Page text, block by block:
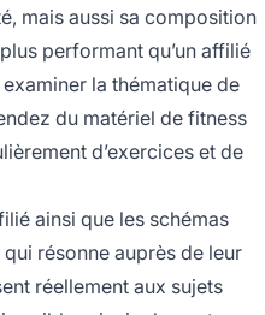
mais aussi sa composition
performant qu’un affilié
la thématique de
du matériel de fitness
d’exercices et de
ainsi que les schémas
résonne auprès de leur
réellement aux sujets